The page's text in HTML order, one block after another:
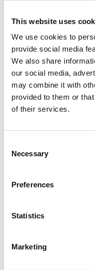
This website uses
We use cookies to
provide social media
We also share
our social media,
may combine it with
provided to them or
of their services.
Selection
Necessary
Preferences
Statistics
Marketing
H07V2-
35 mm²
Descargas